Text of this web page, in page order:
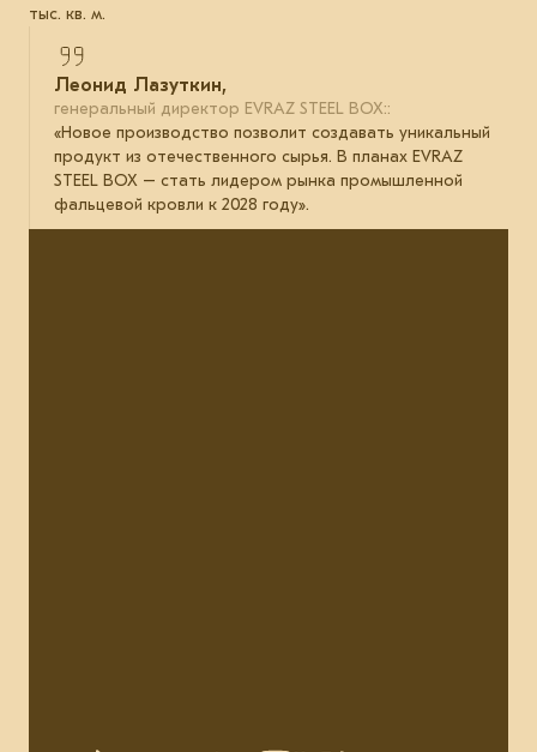
тыс. кв. м.
Леонид Лазуткин,
генеральный директор EVRAZ STEEL BOX::
«Новое производство позволит создавать уникальный
продукт из отечественного сырья. В планах EVRAZ
STEEL BOX – стать лидером рынка промышленной
фальцевой кровли к 2028 году».